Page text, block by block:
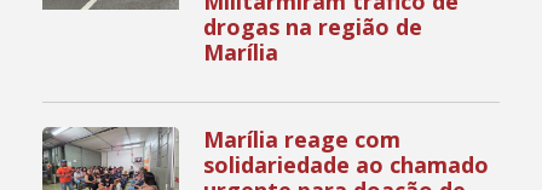
drogas na região de
Marília
Marília reage com
solidariedade ao chamado